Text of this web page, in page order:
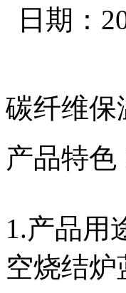
日期：
碳纤维保
产品特色
1.产品用
空烧结